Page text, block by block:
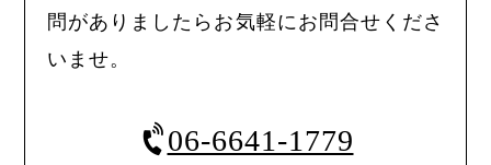
問がありましたらお気軽にお問合せくださ
いませ。
06-6641-1779